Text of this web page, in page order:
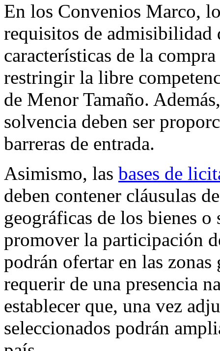
En los Convenios Marco,
requisitos de admisibilidad
características de la
restringir la libre
de Menor Tamaño.
solvencia deben ser
barreras de entrada.
Asimismo, las bases de
deben contener cláusulas
geográficas de los bienes
promover la participación
podrán ofertar en las
requerir de una presencia
establecer que, una vez
seleccionados podrán